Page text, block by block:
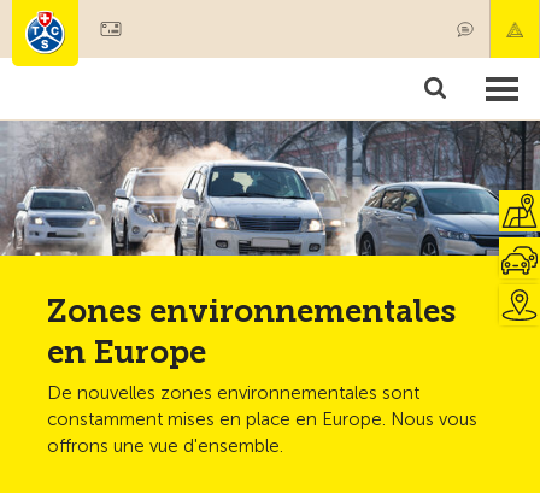
Membres & prestations
Tests, sécurité & santé
Zones environnementales
en Europe
De nouvelles zones environnementales sont
constamment mises en place en Europe. Nous vous
offrons une vue d'ensemble.